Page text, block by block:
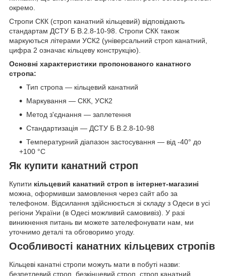
окремо.
Стропи СКК (строп канатний кільцевий) відповідають
стандартам ДСТУ Б В.2.8-10-98. Стропи СКК також
маркуються літерами УСК2 (універсальний строп канатний,
цифра 2 означає кільцеву конструкцію).
Основні характеристики пропонованого канатного
стропа:
Тип стропа — кільцевий канатний
Маркування — СКК, УСК2
Метод з'єднання — заплетення
Стандартизація — ДСТУ Б В.2.8-10-98
Температурний діапазон застосування — від -40° до
+100 °C
Як купити канатний строп
Купити кільцевий канатний строп в інтернет-магазині
можна, оформивши замовлення через сайт або за
телефоном. Відсилання здійснюється зі складу з Одеси в усі
регіони України (в Одесі можливий самовивіз). У разі
виникнення питань ви можете зателефонувати нам, ми
уточнимо деталі та обговоримо угоду.
Особливості канатних кільцевих стропів
Кільцеві канатні стропи можуть мати в побуті назви:
безпетлевий строп, безкінцевий строп, строп канатний